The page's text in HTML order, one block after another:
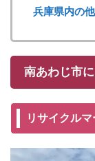
兵庫県内の
南あわじ市
リサイクル